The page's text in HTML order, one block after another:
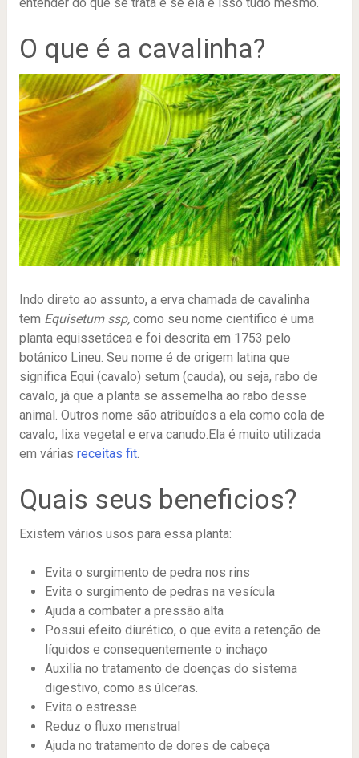
O que é a cavalinha?
Indo direto ao assunto, a erva chamada de cavalinha
tem Equisetum ssp, como seu nome científico é uma
planta equissetácea e foi descrita em 1753 pelo
botânico Lineu. Seu nome é de origem latina que
significa Equi (cavalo) setum (cauda), ou seja, rabo de
cavalo, já que a planta se assemelha ao rabo desse
animal. Outros nome são atribuídos a ela como cola de
cavalo, lixa vegetal e erva canudo.Ela é muito utilizada
em várias receitas fit.
Quais seus beneficios?
Existem vários usos para essa planta:
Evita o surgimento de pedra nos rins
Evita o surgimento de pedras na vesícula
Ajuda a combater a pressão alta
Possui efeito diurético, o que evita a retenção de
líquidos e consequentemente o inchaço
Auxilia no tratamento de doenças do sistema
digestivo, como as úlceras.
Evita o estresse
Reduz o fluxo menstrual
Ajuda no tratamento de dores de cabeça